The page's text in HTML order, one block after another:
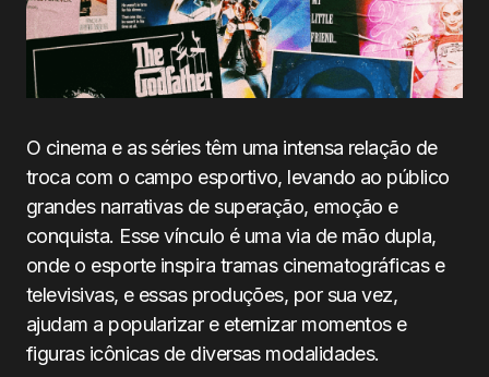
O cinema e as séries têm uma intensa relação de
troca com o campo esportivo, levando ao público
grandes narrativas de superação, emoção e
conquista. Esse vínculo é uma via de mão dupla,
onde o esporte inspira tramas cinematográficas e
televisivas, e essas produções, por sua vez,
ajudam a popularizar e eternizar momentos e
figuras icônicas de diversas modalidades.